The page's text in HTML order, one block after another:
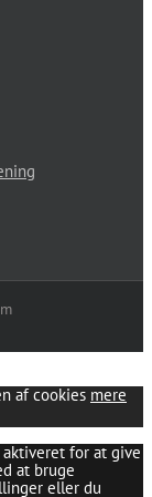
af cookies mere
for at give
at bruge
eller du